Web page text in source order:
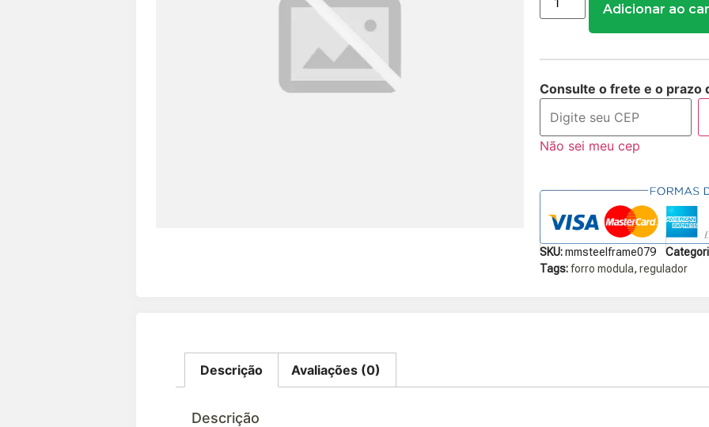
Adicionar ao
Consulte o frete e o prazo
Não sei meu cep
SKU:mmsteelframe079
Tags:forro modula, regulador
Descrição Avaliações (0)
Descrição